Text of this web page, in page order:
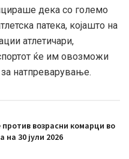
дека со големо
патека, којашто на
атлетичари,
ќе им овозможи
натпреварување.
возрасни комарци во
на 30 јули 2026